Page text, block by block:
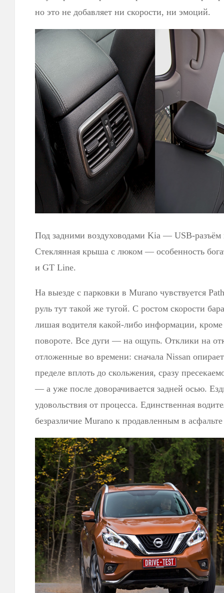
но это не добавляет ни скорости, ни эмоций.
Под задними воздуховодами Kia — USB-разъём
Стеклянная крыша с люком — особенность
и GT Line.
На выезде с парковки в Murano чувствуется
руль тут такой же тугой. С ростом скорости
лишая водителя какой-либо информации, кроме
повороте. Все дуги — на ощупь. Отклики на
отложенные во времени: сначала Nissan
пределе вплоть до скольжения, сразу
— а уже после доворачивается задней осью.
удовольствия от процесса. Единственная
безразличие Murano к продавленным в